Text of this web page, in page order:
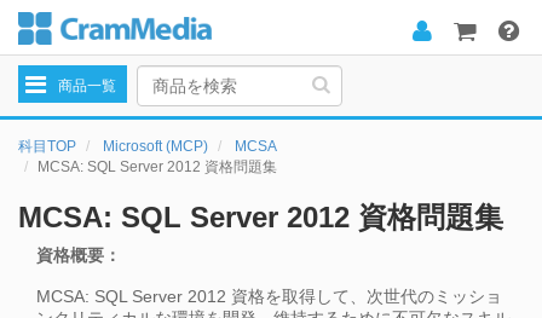
navigation
商品一覧
科目TOP Microsoft (MCP)
MCSA
MCSA: SQL Server 2012 資格問題集
MCSA: SQL Server 2012 資格問題集
資格概要：
MCSA: SQL Server 2012 資格を取得して、次世代のミッショ